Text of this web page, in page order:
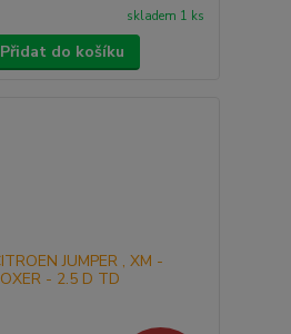
skladem 1 ks
Přidat do košíku